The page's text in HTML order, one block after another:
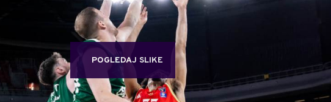
POGLEDAJ SLIKE